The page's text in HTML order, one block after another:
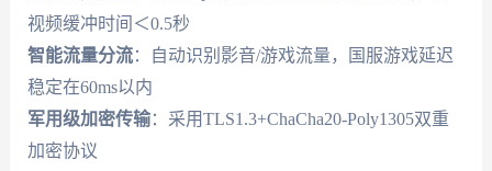
视频缓冲时间＜0.5秒
智能流量分流：自动识别影音/游戏流量，国服游戏延迟
稳定在60ms以内
军用级加密传输：采用TLS1.3+ChaCha20-Poly1305双重
加密协议